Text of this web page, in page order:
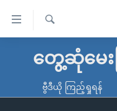
လွယ်ကူ
သည့်
မူလစာမျက်နှာ
ကမ္ဘာ့သတင်းများ
ရ
တွေ့ဆုံမေးမ
ဗွီဒီယို ကြည့်ရှုရန်